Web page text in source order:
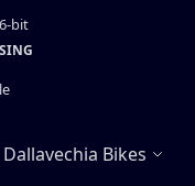
bit
Selecionar loja
Dallavechia Bikes